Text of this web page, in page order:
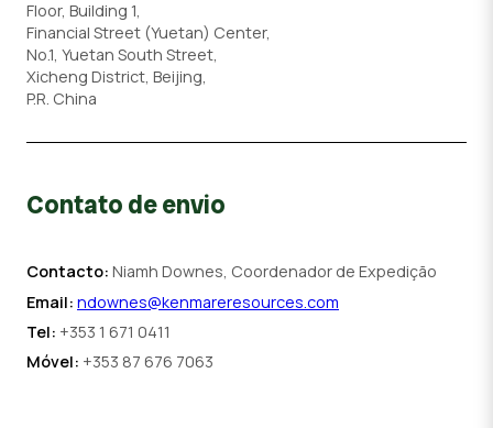
Floor, Building 1,
Financial Street (Yuetan) Center,
No.1, Yuetan South Street,
Xicheng District, Beijing,
P.R. China
Contato de envio
Contacto: Niamh Downes, Coordenador de Expedição
Email: ndownes@kenmareresources.com
Tel: +353 1 671 0411
Móvel: +353 87 676 7063